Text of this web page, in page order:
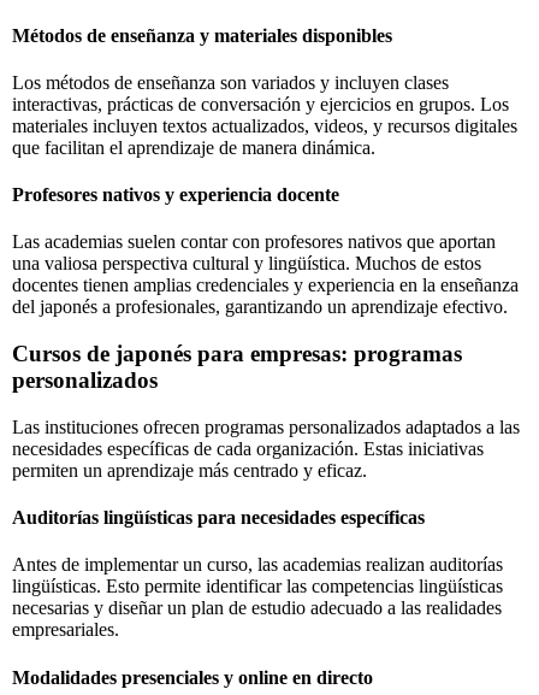
Métodos de enseñanza y materiales disponibles
Los métodos de enseñanza son variados y incluyen clases
interactivas, prácticas de conversación y ejercicios en grupos. Los
materiales incluyen textos actualizados, videos, y recursos digitales
que facilitan el aprendizaje de manera dinámica.
Profesores nativos y experiencia docente
Las academias suelen contar con profesores nativos que aportan
una valiosa perspectiva cultural y lingüística. Muchos de estos
docentes tienen amplias credenciales y experiencia en la enseñanza
del japonés a profesionales, garantizando un aprendizaje efectivo.
Cursos de japonés para empresas: programas
personalizados
Las instituciones ofrecen programas personalizados adaptados a las
necesidades específicas de cada organización. Estas iniciativas
permiten un aprendizaje más centrado y eficaz.
Auditorías lingüísticas para necesidades específicas
Antes de implementar un curso, las academias realizan auditorías
lingüísticas. Esto permite identificar las competencias lingüísticas
necesarias y diseñar un plan de estudio adecuado a las realidades
empresariales.
Modalidades presenciales y online en directo